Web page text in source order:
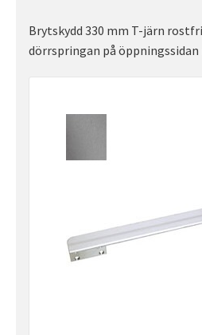
Brytskydd 330 mm T-järn
dörrspringan på